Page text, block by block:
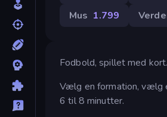
Mus 1.799
Fodbold, spillet med kort.
Vælg en formation, vælg
6 til 8 minutter.